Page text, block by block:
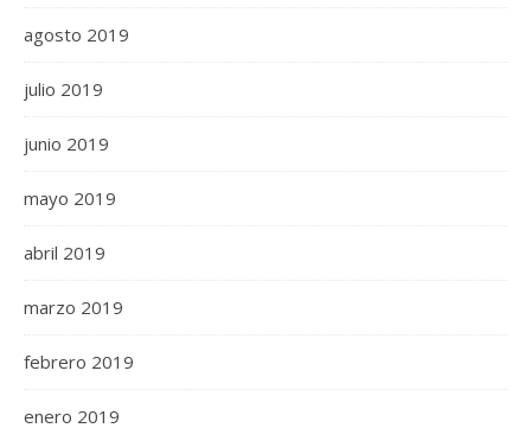
agosto 2019
julio 2019
junio 2019
mayo 2019
abril 2019
marzo 2019
febrero 2019
enero 2019